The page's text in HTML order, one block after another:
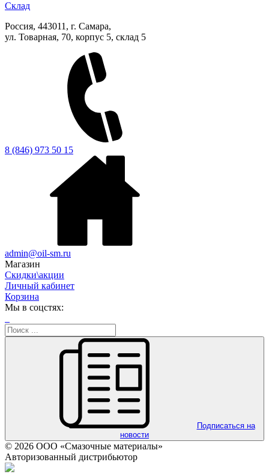
Склад
Россия, 443011, г. Самара,
ул. Товарная, 70, корпус 5, склад 5
8 (846) 973 50 15
admin@oil-sm.ru
Магазин
Скидки\акции
Личный кабинет
Корзина
Мы в соцстях:
Подписаться на
новости
© 2026 ООО «Смазочные материалы»
Авторизованный дистрибьютор